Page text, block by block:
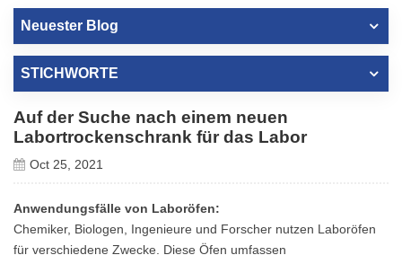
Neuester Blog
STICHWORTE
Auf der Suche nach einem neuen
Labortrockenschrank für das Labor
Oct 25, 2021
Anwendungsfälle von Laboröfen:
Chemiker, Biologen, Ingenieure und Forscher nutzen Laboröfen
für verschiedene Zwecke. Diese Öfen umfassen